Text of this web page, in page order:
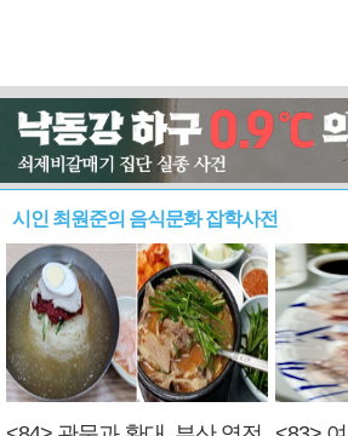
시인 최원준의 음식문화 잡학사전